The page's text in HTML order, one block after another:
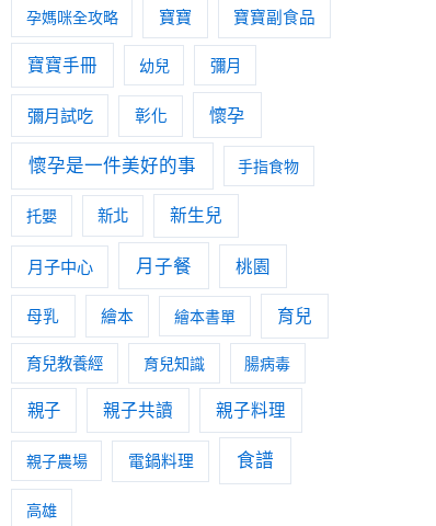
孕媽咪全攻略 寶寶 寶寶副食品
寶寶手冊 幼兒 彌月
彌月試吃 彰化 懷孕
懷孕是一件美好的事 手指食物
托嬰 新北 新生兒
月子中心 月子餐 桃園
母乳 繪本 繪本書單 育兒
育兒教養經 育兒知識 腸病毒
親子 親子共讀 親子料理
親子農場 電鍋料理 食譜
高雄